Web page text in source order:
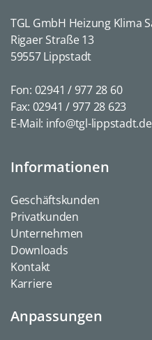
TGL GmbH Heizung Klima
Rigaer Straße 13
59557 Lippstadt
Fon: 02941 / 977 28 60
Fax: 02941 / 977 28 623
E-Mail: info@tgl-lippstadt.de
Informationen
Geschäftskunden
Privatkunden
Unternehmen
Downloads
Kontakt
Karriere
Anpassungen